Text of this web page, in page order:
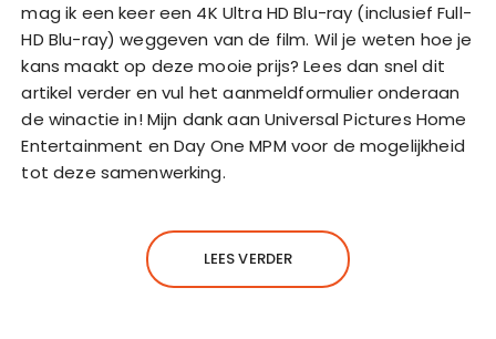
mag ik een keer een 4K Ultra HD Blu-ray (inclusief Full-
HD Blu-ray) weggeven van de film. Wil je weten hoe je
kans maakt op deze mooie prijs? Lees dan snel dit
artikel verder en vul het aanmeldformulier onderaan
de winactie in! Mijn dank aan Universal Pictures Home
Entertainment en Day One MPM voor de mogelijkheid
tot deze samenwerking.
LEES VERDER